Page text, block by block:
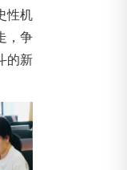
性机
，争
的新